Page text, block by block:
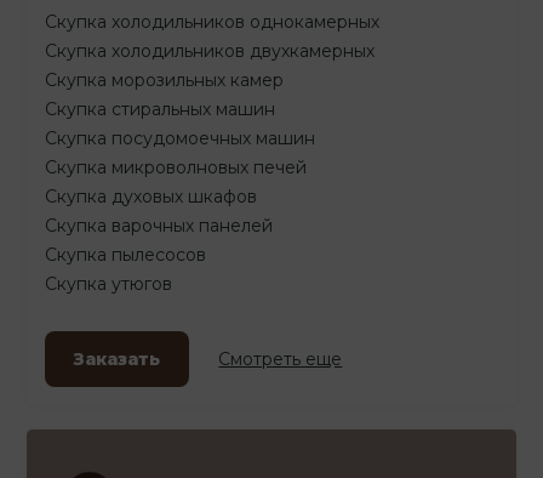
Скупка холодильников однокамерных
Скупка холодильников двухкамерных
Скупка морозильных камер
Скупка стиральных машин
Скупка посудомоечных машин
Скупка микроволновых печей
Скупка духовых шкафов
Скупка варочных панелей
Скупка пылесосов
Скупка утюгов
Заказать Смотреть еще